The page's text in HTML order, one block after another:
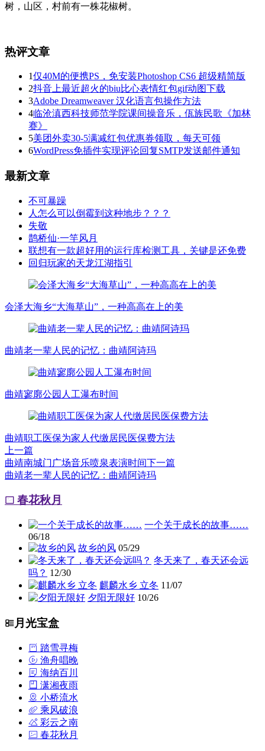
树，山区，村前有一株花椒树。
热评文章
1仅40M的便携PS，免安装Photoshop CS6 超级精简版
2抖音上最近超火的biu比心表情红包gif动图下载
3Adobe Dreamweaver 汉化语言包操作方法
4临沧滇西科技师范学院课间操音乐，佤族民歌《加林
赛》
5美团外卖30-5满减红包优惠券领取，每天可领
6WordPress免插件实现评论回复SMTP发送邮件通知
最新文章
不可暴躁
人怎么可以倒霉到这种地步？？？
失敬
鹊桥仙·一竿风月
联想有一款超好用的运行库检测工具，关键是还免费
回归玩家的天龙江湖指引
会泽大海乡“大海草山”，一种高高在上的美
曲靖老一辈人民的记忆：曲靖阿诗玛
曲靖寥廓公园人工瀑布时间
曲靖职工医保为家人代缴居民医保费方法
上一篇
曲靖南城门广场音乐喷泉表演时间下一篇
曲靖老一辈人民的记忆：曲靖阿诗玛
春花秋月
一个关于成长的故事……
06/18
故乡的风 05/29
冬天来了，春天还会远
吗？ 12/30
麒麟水乡 立冬 11/07
夕阳无限好 10/26
月光宝盒
踏雪寻梅
渔舟唱晚
海纳百川
潇湘夜雨
小桥流水
乘风破浪
彩云之南
春花秋月